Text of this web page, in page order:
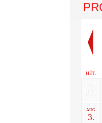
HÉT.
AUG.
3.